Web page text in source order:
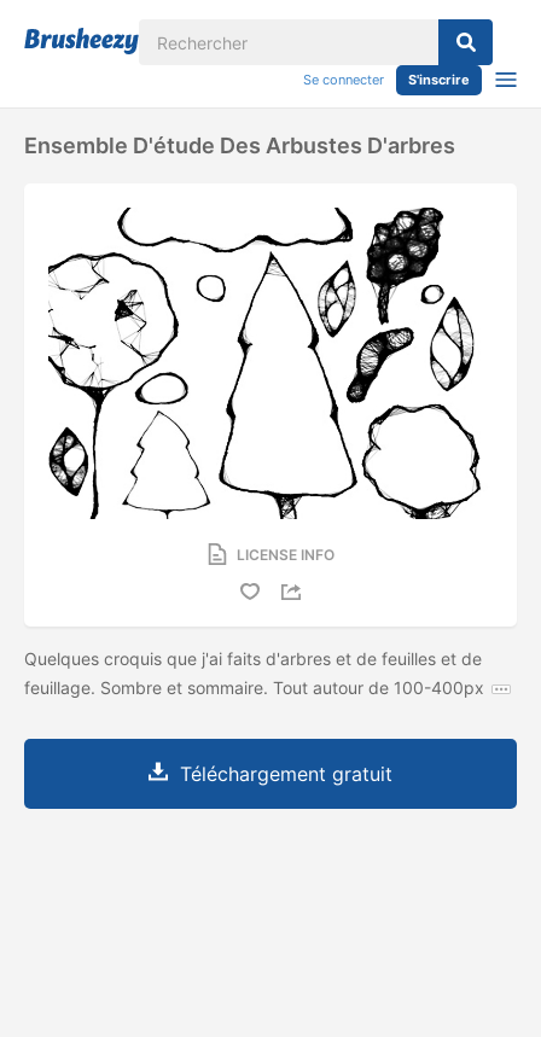
Se connecter S'inscrire
Ensemble D'étude Des Arbustes D'arbres
LICENSE INFO
Quelques croquis que j'ai faits d'arbres et de feuilles et de
feuillage. Sombre et sommaire. Tout autour de 100-400px
Téléchargement gratuit